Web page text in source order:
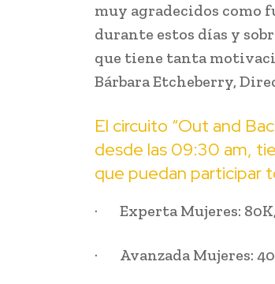
muy agradecidos como
durante estos días y
que tiene tanta
Bárbara Etcheberry,
El circuito “Out and
desde las 09:30 am,
que puedan participar
· Experta Mujeres:
· Avanzada Mujeres: